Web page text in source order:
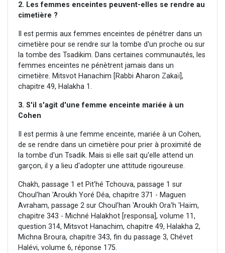
2. Les femmes enceintes peuvent-elles se rendre au
cimetière ?
Il est permis aux femmes enceintes de pénétrer dans un
cimetière pour se rendre sur la tombe d'un proche ou sur
la tombe des Tsadikim. Dans certaines communautés, les
femmes enceintes ne pénètrent jamais dans un
cimetière. Mitsvot Hanachim [Rabbi Aharon Zakaï],
chapitre 49, Halakha 1.
3. S'il s'agit d'une femme enceinte mariée à un
Cohen
Il est permis à une femme enceinte, mariée à un Cohen,
de se rendre dans un cimetière pour prier à proximité de
la tombe d'un Tsadik. Mais si elle sait qu'elle attend un
garçon, il y a lieu d'adopter une attitude rigoureuse.
Chakh, passage 1 et Pit'hé Tchouva, passage 1 sur
Choul'han 'Aroukh Yoré Déa, chapitre 371 - Maguen
Avraham, passage 2 sur Choul'han 'Aroukh Ora'h 'Haïm,
chapitre 343 - Michné Halakhot [responsa], volume 11,
question 314, Mitsvot Hanachim, chapitre 49, Halakha 2,
Michna Broura, chapitre 343, fin du passage 3, Chévet
Halévi, volume 6, réponse 175.